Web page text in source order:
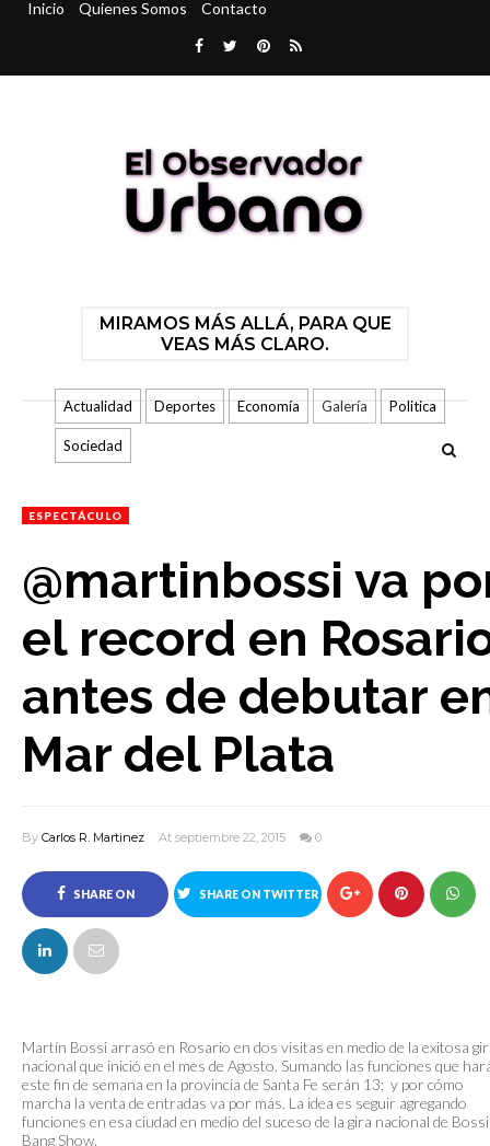
Inicio Quienes Somos Contacto
MIRAMOS MÁS ALLÁ, PARA QUE
VEAS MÁS CLARO.
Actualidad Deportes Economía Galería Politica
Sociedad
ESPECTÁCULO
@martinbossi va
el record en
antes de debutar
Mar del Plata
By Carlos R. Martinez At septiembre 22, 2015 0
SHARE ON
FACEBOOK
SHARE ON TWITTER
Martín Bossi arrasó en Rosario en dos visitas en medio de la exitosa
nacional que inició en el mes de Agosto. Sumando las funciones que
este fin de semana en la provincia de Santa Fe serán 13; y por cómo
marcha la venta de entradas va por más. La idea es seguir agregando
funciones en esa ciudad en medio del suceso de la gira nacional de
Bang Show.